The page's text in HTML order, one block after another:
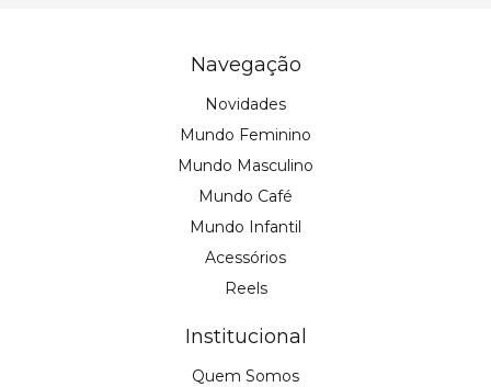
Navegação
Novidades
Mundo Feminino
Mundo Masculino
Mundo Café
Mundo Infantil
Acessórios
Reels
Institucional
Quem Somos